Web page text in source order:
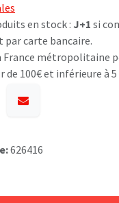
en stock : J+1 si
par carte bancaire.
France métropolitaine
100€ et inférieure à 5
626416